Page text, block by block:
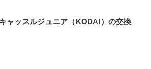
ャッスルジュニア（KODAI）の交換